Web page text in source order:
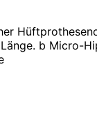
b Micro-